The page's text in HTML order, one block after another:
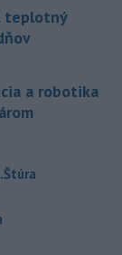
teplotný
a robotika